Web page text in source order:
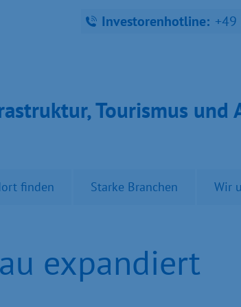
Investorenhotline:
Tou­ris­mus und
finden Starke Branchen Wir
expandiert